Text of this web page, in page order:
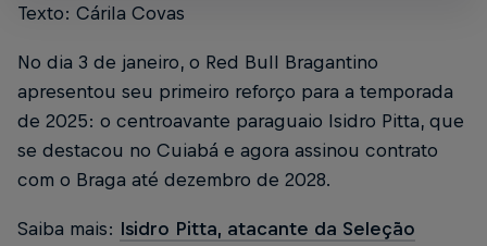
Texto: Cárila Covas
No dia 3 de janeiro, o Red Bull Bragantino
apresentou seu primeiro reforço para a temporada
de 2025: o centroavante paraguaio Isidro Pitta, que
se destacou no Cuiabá e agora assinou contrato
com o Braga até dezembro de 2028.
Saiba mais: Isidro Pitta, atacante da Seleção